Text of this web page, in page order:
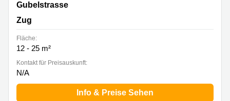
Gubelstrasse 12, Zug
Gubelstrasse
Zug
Fläche:
12 - 25 m²
Kontakt für Preisauskunft:
N/A
Info & Preise Sehen